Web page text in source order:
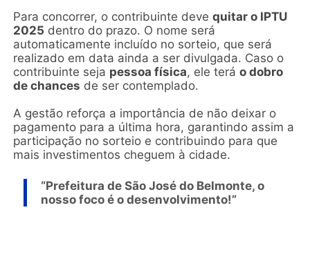
Para concorrer, o contribuinte devequitar o IPTU
2025 dentro do prazo. O nome será
automaticamente incluído no sorteio, que será
realizado em data ainda a ser divulgada. Caso o
contribuinte seja pessoa física, ele teráo dobro
de chances de ser contemplado.
A gestão reforça a importância de não deixar o
pagamento para a última hora, garantindo assim a
participação no sorteio e contribuindo para que
mais investimentos cheguem à cidade.
“Prefeitura de São José do Belmonte, o
nosso foco é o desenvolvimento!”